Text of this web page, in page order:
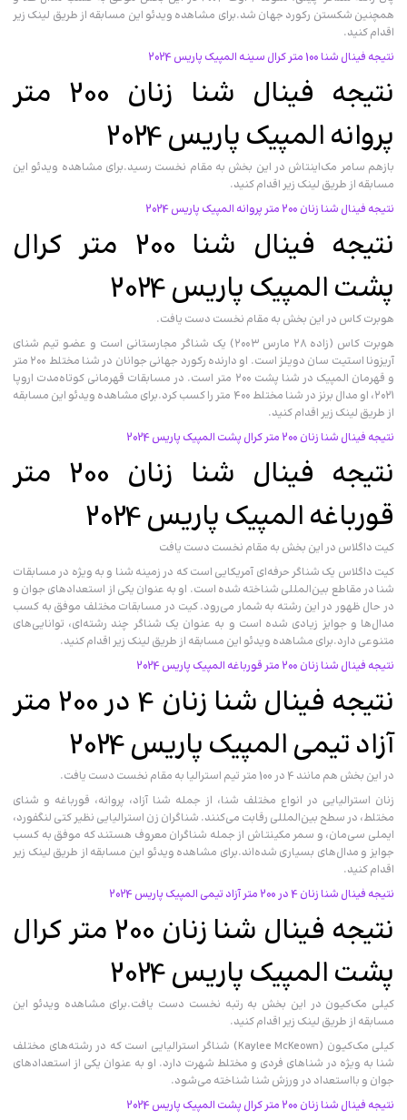
همچنین شکستن رکورد جهان شد.برای مشاهده ویدئو این مسابقه از طریق لینک زیر
اقدام کنید.
نتیجه فینال شنا 100 متر کرال سینه المپیک پاریس 2024
نتیجه فینال شنا زنان 200 متر
پروانه المپیک پاریس 2024
بازهم سامر مک‌اینتاش در این بخش به مقام نخست رسید.برای مشاهده ویدئو این
مسابقه از طریق لینک زیر اقدام کنید.
نتیجه فینال شنا زنان 200 متر پروانه المپیک پاریس 2024
نتیجه فینال شنا 200 متر کرال
پشت المپیک پاریس 2024
هوبرت کاس در این بخش به مقام نخست دست یافت.
هوبرت کاس (زاده ۲۸ مارس ۲۰۰۳) یک شناگر مجارستانی است و عضو تیم شنای
آریزونا استیت سان دویلز است. او دارنده رکورد جهانی جوانان در شنا مختلط ۲۰۰ متر
و قهرمان المپیک در شنا پشت ۲۰۰ متر است. در مسابقات قهرمانی کوتاه‌مدت اروپا
۲۰۲۱، او مدال برنز در شنا مختلط ۴۰۰ متر را کسب کرد.برای مشاهده ویدئو این مسابقه
از طریق لینک زیر اقدام کنید.
نتیجه فینال شنا زنان 200 متر کرال پشت المپیک پاریس 2024
نتیجه فینال شنا زنان 200 متر
قورباغه المپیک پاریس 2024
کیت داگلاس در این بخش به مقام نخست دست یافت
کیت داگلاس یک شناگر حرفه‌ای آمریکایی است که در زمینه شنا و به ویژه در مسابقات
شنا در مقاطع بین‌المللی شناخته شده است. او به عنوان یکی از استعدادهای جوان و
در حال ظهور در این رشته به شمار می‌رود. کیت در مسابقات مختلف موفق به کسب
مدال‌ها و جوایز زیادی شده است و به عنوان یک شناگر چند رشته‌ای، توانایی‌های
متنوعی دارد.برای مشاهده ویدئو این مسابقه از طریق لینک زیر اقدام کنید.
نتیجه فینال شنا زنان 200 متر قورباغه المپیک پاریس 2024
نتیجه فینال شنا زنان 4 در 200 متر
آزاد تیمی المپیک پاریس 2024
در این بخش هم مانند 4 در 100 متر تیم استرالیا به مقام نخست دست یافت.
زنان استرالیایی در انواع مختلف شنا، از جمله شنا آزاد، پروانه، قورباغه و شنای
مختلط، در سطح بین‌المللی رقابت می‌کنند. شناگران زن استرالیایی نظیر کتی لنگفورد،
ایملی سی‌مان، و سمر مکینتاش از جمله شناگران معروف هستند که موفق به کسب
جوایز و مدال‌های بسیاری شده‌اند.برای مشاهده ویدئو این مسابقه از طریق لینک زیر
اقدام کنید.
نتیجه فینال شنا زنان 4 در 200 متر آزاد تیمی المپیک پاریس 2024
نتیجه فینال شنا زنان 200 متر کرال
پشت المپیک پاریس 2024
کیلی مک‌کیون در این بخش به رتبه نخست دست یافت.برای مشاهده ویدئو این
مسابقه از طریق لینک زیر اقدام کنید.
کیلی مک‌کیون (Kaylee McKeown) شناگر استرالیایی است که در رشته‌های مختلف
شنا به ویژه در شناهای فردی و مختلط شهرت دارد. او به عنوان یکی از استعدادهای
جوان و بااستعداد در ورزش شنا شناخته می‌شود.
نتیجه فینال شنا زنان 200 متر کرال پشت المپیک پاریس 2024